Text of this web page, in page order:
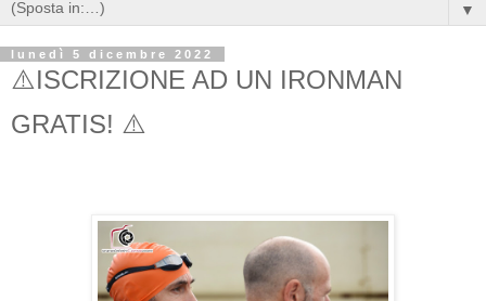
▼
lunedì 5 dicembre 2022
⚠️ISCRIZIONE AD UN IRONMAN
GRATIS! ⚠️